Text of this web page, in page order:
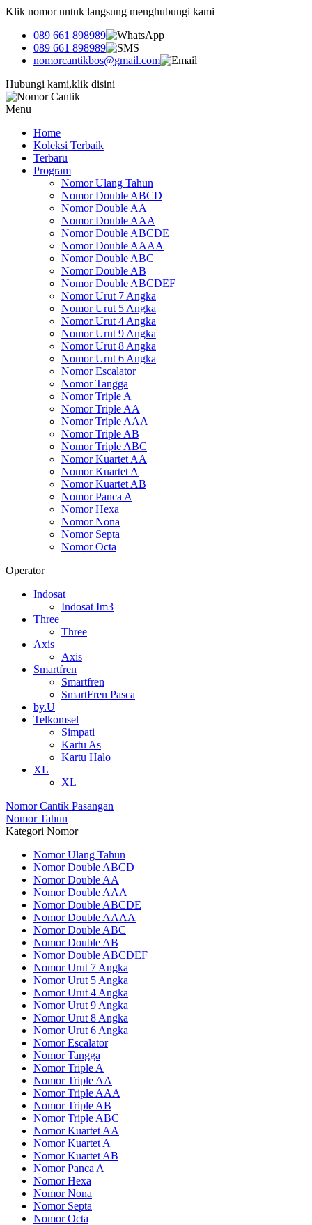
Klik nomor untuk langsung menghubungi kami
089 661 898989
089 661 898989
nomorcantikbos@gmail.com
Hubungi kami,klik disini
Menu
Home
Koleksi Terbaik
Terbaru
Program
Nomor Ulang Tahun
Nomor Double ABCD
Nomor Double AA
Nomor Double AAA
Nomor Double ABCDE
Nomor Double AAAA
Nomor Double ABC
Nomor Double AB
Nomor Double ABCDEF
Nomor Urut 7 Angka
Nomor Urut 5 Angka
Nomor Urut 4 Angka
Nomor Urut 9 Angka
Nomor Urut 8 Angka
Nomor Urut 6 Angka
Nomor Escalator
Nomor Tangga
Nomor Triple A
Nomor Triple AA
Nomor Triple AAA
Nomor Triple AB
Nomor Triple ABC
Nomor Kuartet AA
Nomor Kuartet A
Nomor Kuartet AB
Nomor Panca A
Nomor Hexa
Nomor Nona
Nomor Septa
Nomor Octa
Operator
Indosat
Indosat Im3
Three
Three
Axis
Axis
Smartfren
Smartfren
SmartFren Pasca
by.U
Telkomsel
Simpati
Kartu As
Kartu Halo
XL
XL
Nomor Cantik Pasangan
Nomor Tahun
Kategori Nomor
Nomor Ulang Tahun
Nomor Double ABCD
Nomor Double AA
Nomor Double AAA
Nomor Double ABCDE
Nomor Double AAAA
Nomor Double ABC
Nomor Double AB
Nomor Double ABCDEF
Nomor Urut 7 Angka
Nomor Urut 5 Angka
Nomor Urut 4 Angka
Nomor Urut 9 Angka
Nomor Urut 8 Angka
Nomor Urut 6 Angka
Nomor Escalator
Nomor Tangga
Nomor Triple A
Nomor Triple AA
Nomor Triple AAA
Nomor Triple AB
Nomor Triple ABC
Nomor Kuartet AA
Nomor Kuartet A
Nomor Kuartet AB
Nomor Panca A
Nomor Hexa
Nomor Nona
Nomor Septa
Nomor Octa